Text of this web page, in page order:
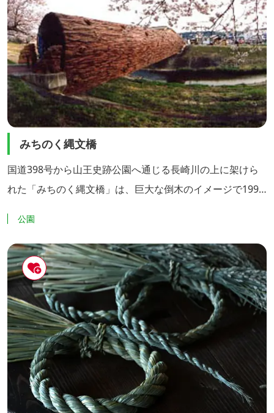
みちのく縄文橋
国道398号から山王史跡公園へ通じる長崎川の上に架けら
れた「みちのく縄文橋」は、巨大な倒木のイメージで1990
架け橋として人々が往来しています。
公園